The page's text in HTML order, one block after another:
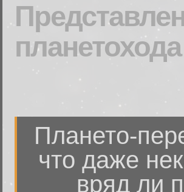
Плането-
что даже
вряд ли